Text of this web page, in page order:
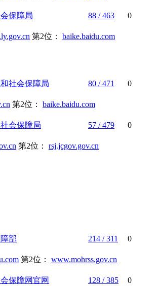
保障局 88 / 463 0
第2位： baike.baidu.com
和社会保障局 80 / 471 0
第2位： baike.baidu.com
社会保障局 57 / 479 0
第2位： rsj.jcgov.gov.cn
部 214 / 311 0
第2位： www.mohrss.gov.cn
保障网官网 128 / 385 0